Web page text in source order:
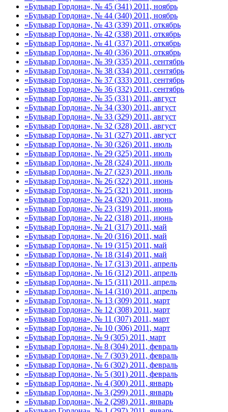
«Бульвар Гордона», № 45 (341) 2011, ноябрь
«Бульвар Гордона», № 44 (340) 2011, ноябрь
«Бульвар Гордона», № 43 (339) 2011, откябрь
«Бульвар Гордона», № 42 (338) 2011, откябрь
«Бульвар Гордона», № 41 (337) 2011, откябрь
«Бульвар Гордона», № 40 (336) 2011, откябрь
«Бульвар Гордона», № 39 (335) 2011, сентябрь
«Бульвар Гордона», № 38 (334) 2011, сентябрь
«Бульвар Гордона», № 37 (333) 2011, сентябрь
«Бульвар Гордона», № 36 (332) 2011, сентябрь
«Бульвар Гордона», № 35 (331) 2011, август
«Бульвар Гордона», № 34 (330) 2011, август
«Бульвар Гордона», № 33 (329) 2011, август
«Бульвар Гордона», № 32 (328) 2011, август
«Бульвар Гордона», № 31 (327) 2011, август
«Бульвар Гордона», № 30 (326) 2011, июль
«Бульвар Гордона», № 29 (325) 2011, июль
«Бульвар Гордона», № 28 (324) 2011, июль
«Бульвар Гордона», № 27 (323) 2011, июль
«Бульвар Гордона», № 26 (322) 2011, июнь
«Бульвар Гордона», № 25 (321) 2011, июнь
«Бульвар Гордона», № 24 (320) 2011, июнь
«Бульвар Гордона», № 23 (319) 2011, июнь
«Бульвар Гордона», № 22 (318) 2011, июнь
«Бульвар Гордона», № 21 (317) 2011, май
«Бульвар Гордона», № 20 (316) 2011, май
«Бульвар Гордона», № 19 (315) 2011, май
«Бульвар Гордона», № 18 (314) 2011, май
«Бульвар Гордона», № 17 (313) 2011, апрель
«Бульвар Гордона», № 16 (312) 2011, апрель
«Бульвар Гордона», № 15 (311) 2011, апрель
«Бульвар Гордона», № 14 (310) 2011, апрель
«Бульвар Гордона», № 13 (309) 2011, март
«Бульвар Гордона», № 12 (308) 2011, март
«Бульвар Гордона», № 11 (307) 2011, март
«Бульвар Гордона», № 10 (306) 2011, март
«Бульвар Гордона», № 9 (305) 2011, март
«Бульвар Гордона», № 8 (304) 2011, февраль
«Бульвар Гордона», № 7 (303) 2011, февраль
«Бульвар Гордона», № 6 (302) 2011, февраль
«Бульвар Гордона», № 5 (301) 2011, февраль
«Бульвар Гордона», № 4 (300) 2011, январь
«Бульвар Гордона», № 3 (299) 2011, январь
«Бульвар Гордона», № 2 (298) 2011, январь